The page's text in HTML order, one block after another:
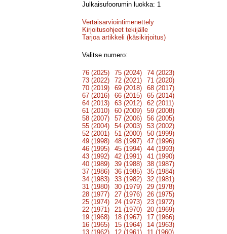
Julkaisufoorumin luokka: 1
Vertaisarviointimenettely
Kirjoitusohjeet tekijälle
Tarjoa artikkeli (käsikirjoitus)
Valitse numero:
76 (2025) 75 (2024)
74 (2023)
73 (2022)
72 (2021)
71 (2020)
70 (2019)
69 (2018)
68 (2017)
67 (2016)
66 (2015)
65 (2014)
64 (2013)
63 (2012)
62 (2011)
61 (2010)
60 (2009)
59 (2008)
58 (2007)
57 (2006)
56 (2005)
55 (2004)
54 (2003)
53 (2002)
52 (2001)
51 (2000)
50 (1999)
49 (1998)
48 (1997)
47 (1996)
46 (1995)
45 (1994)
44 (1993)
43 (1992)
42 (1991)
41 (1990)
40 (1989)
39 (1988)
38 (1987)
37 (1986)
36 (1985)
35 (1984)
34 (1983)
33 (1982)
32 (1981)
31 (1980)
30 (1979)
29 (1978)
28 (1977)
27 (1976)
26 (1975)
25 (1974)
24 (1973)
23 (1972)
22 (1971)
21 (1970)
20 (1969)
19 (1968)
18 (1967)
17 (1966)
16 (1965)
15 (1964)
14 (1963)
13 (1962)
12 (1961)
11 (1960)